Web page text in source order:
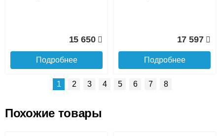
15 650
Подробнее
17 597
Подробнее
1 2 3 4 5 6 7 8
Похожие товары